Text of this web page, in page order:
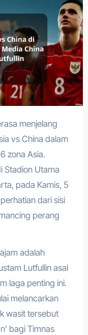
vs China dalam
zona Asia.
Stadion Utama
pada Kamis, 5
dari sisi
perang
adalah
Lutfullin asal
laga penting ini.
melancarkan
wasit tersebut
bagi Timnas